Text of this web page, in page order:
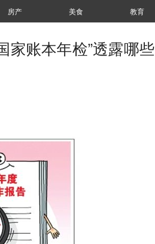
房产 美食 教育
家账本年检”透露哪些